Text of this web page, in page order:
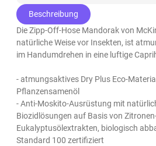
Beschreibung
Die Zipp-Off-Hose Mandorak von
natürliche Weise vor Insekten, ist
im Handumdrehen in eine luftige
- atmungsaktives Dry Plus Eco-
Pflanzensamenöl
- Anti-Moskito-Ausrüstung mit
Biozidlösungen auf Basis von
Eukalyptusölextrakten, biologisch
Standard 100 zertifiziert